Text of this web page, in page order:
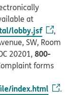
at
lobby.jsf
,
SW, Room
20201, 800-
forms
index.html .